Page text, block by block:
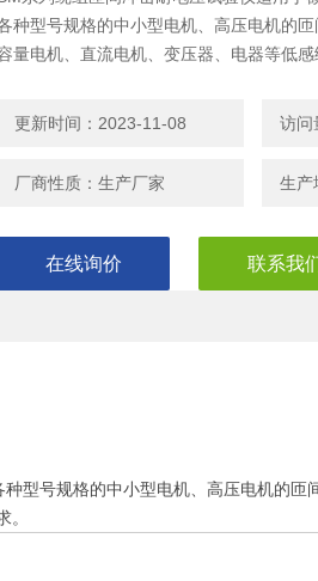
种型号规格的中小型电机、高压电机的
量电机、直流电机、变压器、电器等低
更新时间：2023-11-08 访问
厂商性质：生产厂家 生产
在线询价 联系我
型号规格的中小型电机、高压电机的匝